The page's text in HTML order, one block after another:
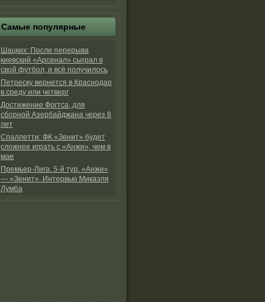
Самые популярные
Шацких: После перерыва
киевский «Арсенал» сыграл в
свой футбол, и всё получилось
Петреску вернется в Краснодар
в среду или четверг
Достижение Фогтса, для
сборной Азербайджана через 8
лет
Спаллетти: ФК «Зенит» будет
сложнее играть с «Анжи», чем в
мае
Премьер-Лига. 5-й тур. «Анжи»
— «Зенит». Интервью Микаэля
Лумба